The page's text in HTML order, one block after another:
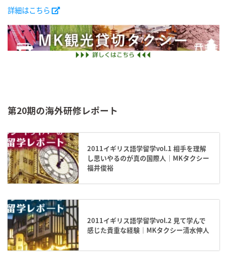
詳細はこちら
第20期の海外研修レポート
2011イギリス語学留学vol.1 相手を理解
し思いやるのが真の国際人｜MKタクシー
福井俊裕
2011イギリス語学留学vol.2 見て学んで
感じた貴重な経験｜MKタクシー清水伸人